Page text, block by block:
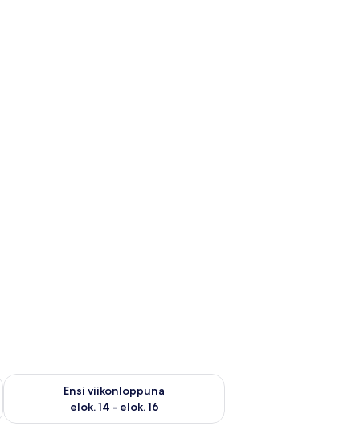
7 - elok. 9
Ensi viikonloppuna
elok. 14 - elok. 16
Tarkista ensi viikonlopun saatavuus elok. 14 - elok. 16